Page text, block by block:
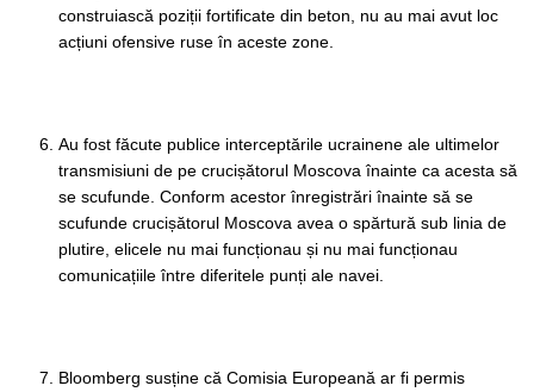
construiască poziții fortificate din beton, nu au mai avut loc
acțiuni ofensive ruse în aceste zone.
Au fost făcute publice interceptările ucrainene ale ultimelor
transmisiuni de pe crucișătorul Moscova înainte ca acesta să
se scufunde. Conform acestor înregistrări înainte să se
scufunde crucișătorul Moscova avea o spărtură sub linia de
plutire, elicele nu mai funcționau și nu mai funcționau
comunicațiile între diferitele punți ale navei.
Bloomberg susține că Comisia Europeană ar fi permis